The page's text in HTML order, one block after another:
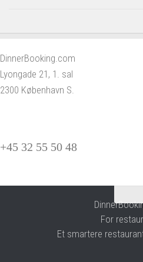
DinnerBooking.com
Lyongade 21, 1. sal
2300 København S.
+45 32 55 50 48
For
Et smartere